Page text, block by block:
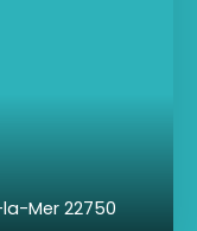
Mer 22750